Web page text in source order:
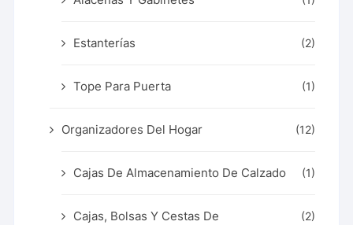
Estanterías (2)
Tope Para Puerta (1)
Organizadores Del Hogar (12)
Cajas De Almacenamiento De Calzado (1)
Cajas, Bolsas Y Cestas De
(2)